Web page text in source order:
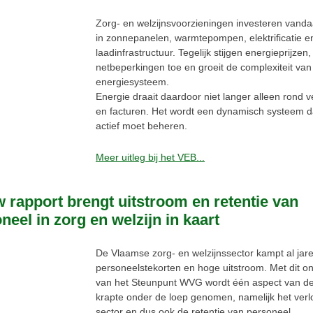
Zorg- en welzijnsvoorzieningen investeren
in zonnepanelen, warmtepompen, elektrificatie
laadinfrastructuur. Tegelijk stijgen
netbeperkingen toe en groeit de complexiteit
energiesysteem.
Energie draait daardoor niet langer alleen rond
en facturen. Het wordt een dynamisch systeem
actief moet beheren.
Meer uitleg bij het VEB...
rapport brengt uitstroom en retentie van
in zorg en welzijn in kaart
De Vlaamse zorg- en welzijnssector kampt al
personeelstekorten en hoge uitstroom. Met dit
van het Steunpunt WVG wordt één aspect van
krapte onder de loep genomen, namelijk het